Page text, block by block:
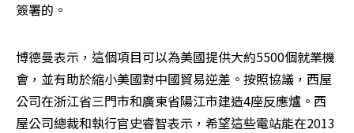
簽署的。
博德曼表示，這個項目可以為美國提供大約5500個就業機
會，並有助於縮小美國對中國貿易逆差。按照協議，西屋
公司在浙江省三門市和廣東省陽江市建造4座反應爐。西
屋公司總裁和執行官史睿智表示，希望這些電站能在2013